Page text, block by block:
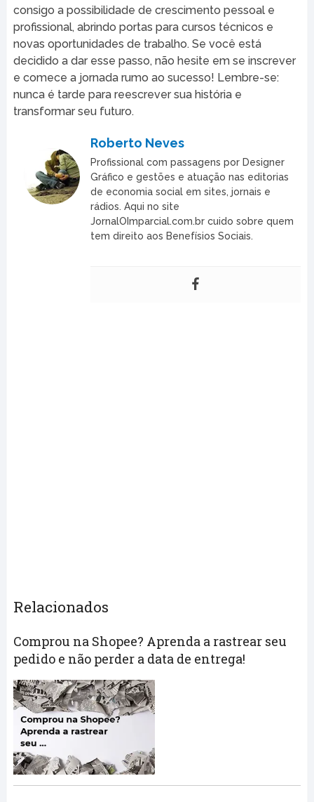
consigo a possibilidade de crescimento pessoal e
profissional, abrindo portas para cursos técnicos e
novas oportunidades de trabalho. Se você está
decidido a dar esse passo, não hesite em se inscrever
e comece a jornada rumo ao sucesso! Lembre-se:
nunca é tarde para reescrever sua história e
transformar seu futuro.
Roberto Neves
Profissional com passagens por Designer
Gráfico e gestões e atuação nas editorias
de economia social em sites, jornais e
rádios. Aqui no site
JornalOImparcial.com.br cuido sobre quem
tem direito aos Benefísios Sociais.
Relacionados
Comprou na Shopee? Aprenda a rastrear seu
pedido e não perder a data de entrega!